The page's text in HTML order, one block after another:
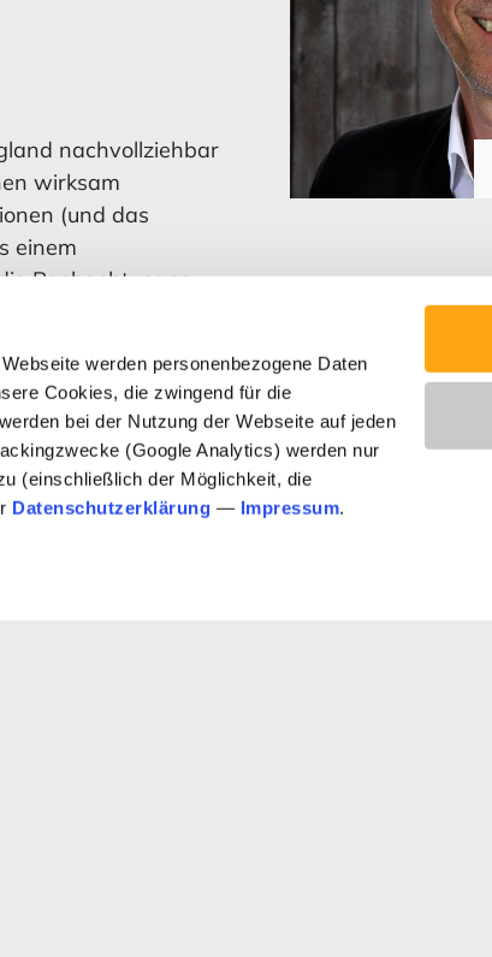
werden personenbezogene Daten
Cookies, die zwingend für die
bei der Nutzung der Webseite auf jeden
(Google Analytics) werden nur
(einschließlich der Möglichkeit, die
Datenschutzerklärung — Impressum.
nachvollziehbar
wirksam
(und das
einem
Beobachtungen
des Artikels,
vonHenning Keber